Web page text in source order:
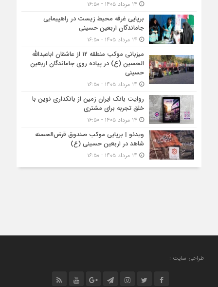
برپایی غرفه محیط زیست در راهپیمایی
جاماندگان اربعین حسینی
میزبانی موکب منطقه ۱۲ از عاشقان اباعبدالله
الحسین (ع) در پیاده روی جاماندگان اربعین
حسینی
روایت بانک ایران زمین از بانکداری نوین با
خلق تجربه برای مشتری
ویدئو | برپایی موکب صندوق قرض‌الحسنه
شاهد در اربعین حسینی (ع)
طراحی سایت :